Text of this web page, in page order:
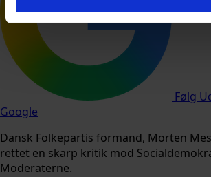
Følg
Google
Dansk Folkepartis formand, Morten
rettet en skarp kritik mod
Moderaterne.